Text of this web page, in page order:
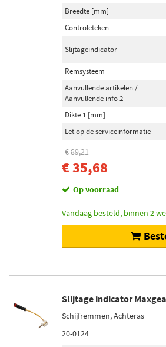
Breedte [mm]
Controleteken
Slijtageindicator
Remsysteem
Aanvullende artikelen /
Aanvullende info 2
Dikte 1 [mm]
Let op de serviceinformatie
€ 89,21
€ 35,68
Op voorraad
Vandaag besteld, binnen 2
Slijtage indicator
Schijfremmen, Achteras
20-0124